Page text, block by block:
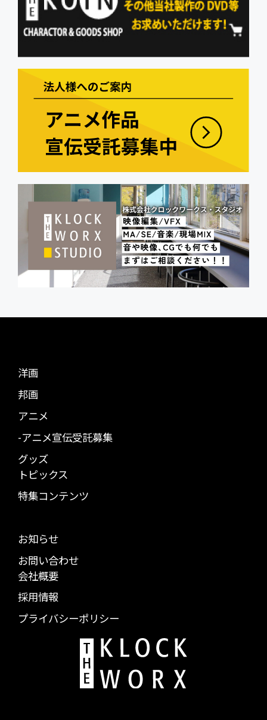
洋画
邦画
アニメ
-アニメ宣伝受託募集
グッズ
トピックス
特集コンテンツ
お知らせ
お問い合わせ
会社概要
採用情報
プライバシーポリシー